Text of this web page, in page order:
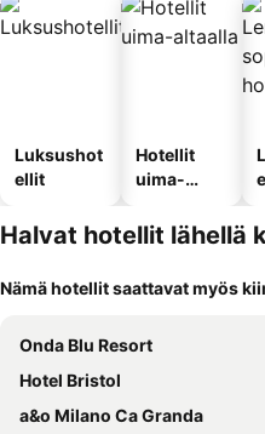
Luksushot
ellit
Hotellit
uima-
Halvat hotellit lähellä
Nämä hotellit saattavat myös
Onda Blu Resort
Hotel Bristol
a&o Milano Ca Granda